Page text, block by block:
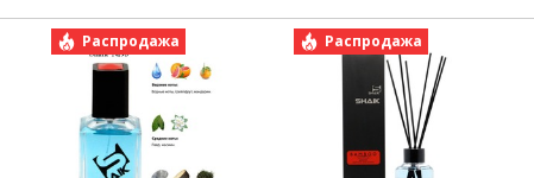
Распродажа Распродажа